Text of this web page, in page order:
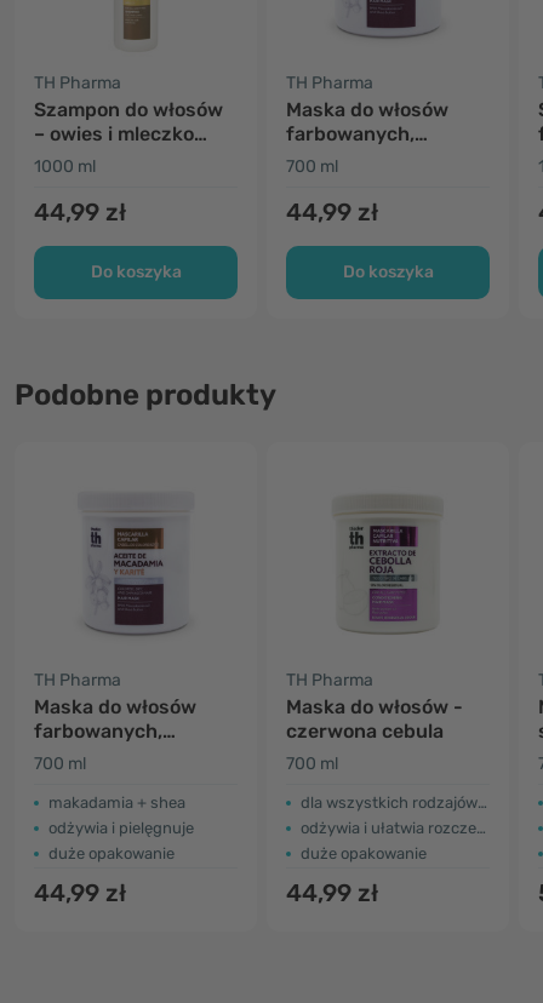
TH Pharma
Szampon do włosów
– owies i mleczko
pszczele
1000 ml
44,99 zł
Do koszyka
TH Pharma
Maska do włosów
farbowanych,
suchych i
700 ml
44,99 zł
Do koszyka
Podobne produkty
TH Pharma
Maska do włosów
farbowanych,
suchych i
700 ml
makadamia + shea
odżywia i pielęgnuje
duże opakowanie
44,99 zł
TH Pharma
Maska do włosów -
czerwona cebula
700 ml
dla wszystkich rodzajów włosów
odżywia i ułatwia rozczesywanie
duże opakowanie
44,99 zł